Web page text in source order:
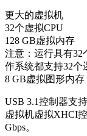
更大的虚拟机
32个虚拟CPU
128 GB虚拟内存
注意：运行具有32
作系统都支持32个
8 GB虚拟图形内存
USB 3.1控制器支持
虚拟机虚拟XHCI
Gbps。